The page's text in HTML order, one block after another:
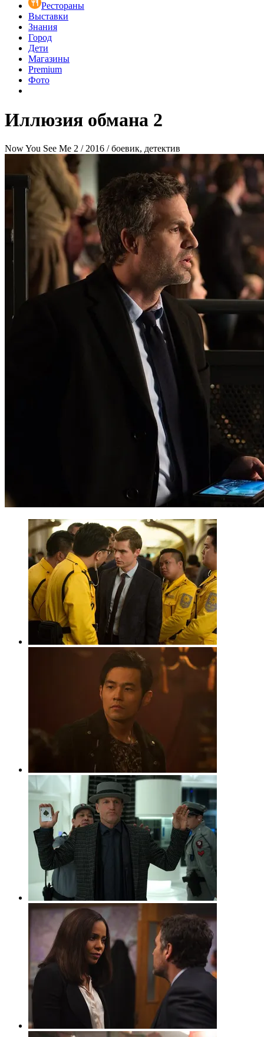
Рестораны
Выставки
Знания
Город
Дети
Магазины
Premium
Фото
Иллюзия обмана 2
Now You See Me 2 / 2016 / боевик, детектив